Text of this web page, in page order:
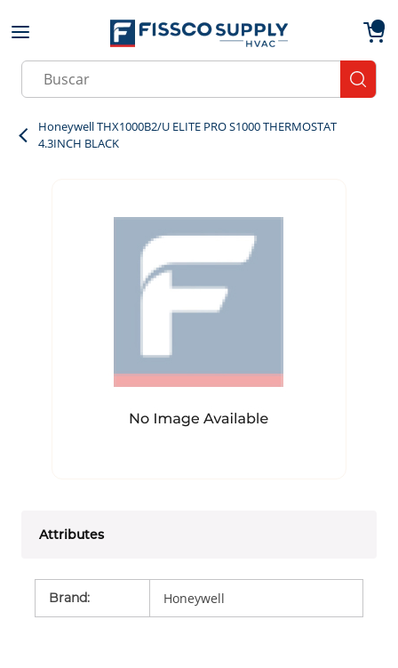
Skip to main content
Site Search
Honeywell THX1000B2/U ELITE PRO S1000 THERMOSTAT
4.3INCH BLACK
Attributes
Brand: Honeywell